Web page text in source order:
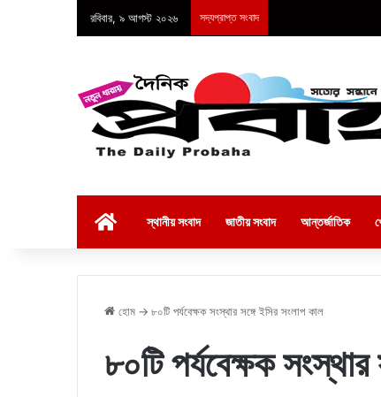
রবিবার, ৯ আগস্ট ২০২৬ সদ্যপ্রাপ্ত সংবাদ
স্থানীয় সংবাদ জাতীয় সংবাদ আন্তর্জাতিক
হোম → ৮০টি পর্যবেক্ষক সংস্থার সঙ্গে ইসির সংলাপ কাল
৮০টি পর্যবেক্ষক